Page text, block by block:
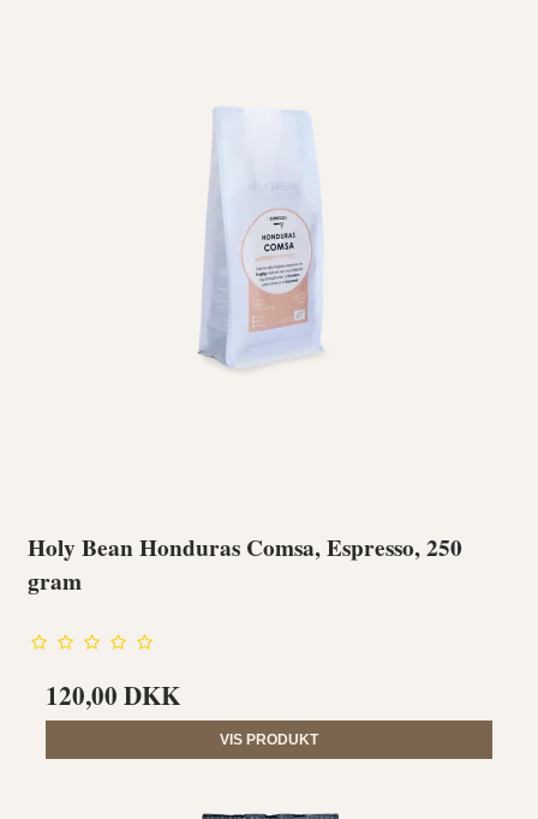
Holy Bean Honduras Comsa, Espresso, 250
gram
120,00 DKK
VIS PRODUKT